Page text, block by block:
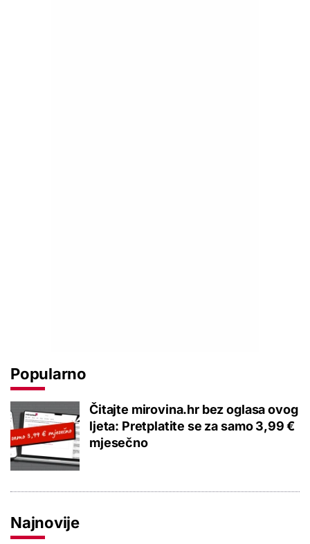
Popularno
Čitajte mirovina.hr bez oglasa ovog
ljeta: Pretplatite se za samo 3,99 €
mjesečno
Najnovije